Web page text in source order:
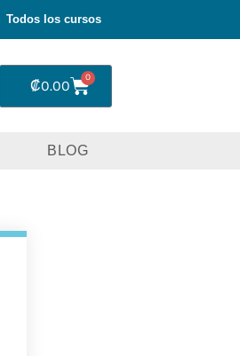
Todos los cursos
₡0.00 0
BLOG